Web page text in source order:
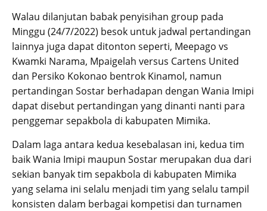
Walau dilanjutan babak penyisihan group pada
Minggu (24/7/2022) besok untuk jadwal pertandingan
lainnya juga dapat ditonton seperti, Meepago vs
Kwamki Narama, Mpaigelah versus Cartens United
dan Persiko Kokonao bentrok Kinamol, namun
pertandingan Sostar berhadapan dengan Wania Imipi
dapat disebut pertandingan yang dinanti nanti para
penggemar sepakbola di kabupaten Mimika.
Dalam laga antara kedua kesebalasan ini, kedua tim
baik Wania Imipi maupun Sostar merupakan dua dari
sekian banyak tim sepakbola di kabupaten Mimika
yang selama ini selalu menjadi tim yang selalu tampil
konsisten dalam berbagai kompetisi dan turnamen